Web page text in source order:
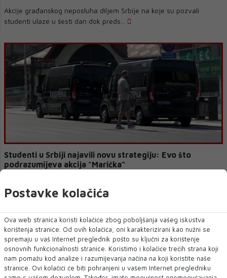
Akcije građanskog neposluha diljem Srbije na koje su pozvali
studenti ulaze u šesti dan dok preds...
Studenti u Srbiji najavili novu strategiju: Evo što
podrazumijeva akcija "Marička“
objavljeno na službenom profil...
Postavke kolačića
Ova web stranica koristi kolačiće zbog poboljšanja vašeg iskustva
korištenja stranice. Od ovih kolačića, oni karakterizirani kao nužni se
spremaju u vaš Internet preglednik pošto su ključni za korištenje
osnovnih funkcionalnosti stranice. Koristimo i kolačiće trećih strana koji
nam pomažu kod analize i razumijevanja načina na koji koristite naše
stranice. Ovi kolačići će biti pohranjeni u vašem Internet pregledniku